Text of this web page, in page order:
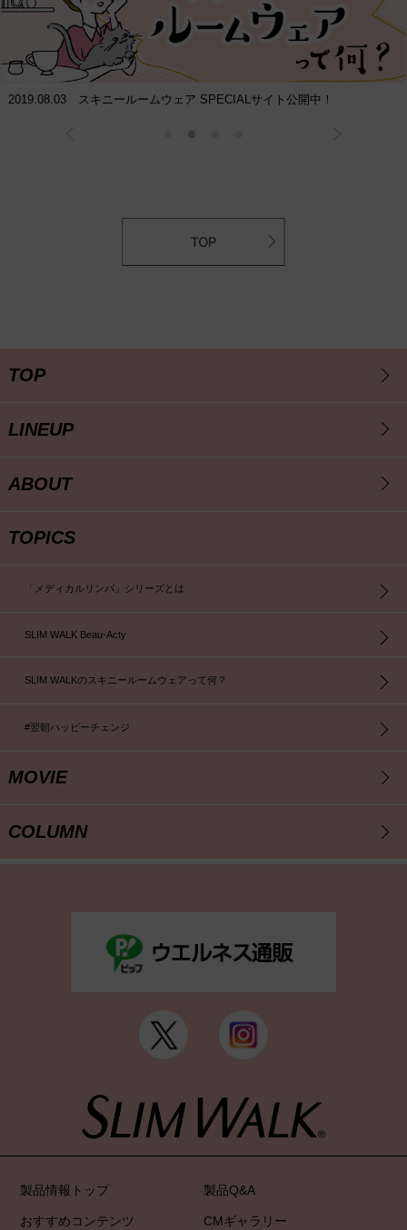
2019.08.03 スキニールームウェア SPECIALサイト公開中！
TOP
LINEUP
ABOUT
TOPICS
「メディカルリンパ」シリーズとは
SLIM WALK Beau-Acty
SLIM WALKのスキニールームウェアって何？
#翌朝ハッピーチェンジ
MOVIE
COLUMN
製品情報トップ 製品Q&A
おすすめコンテンツ CMギャラリー